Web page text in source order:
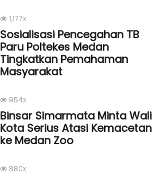
1,177x
Sosialisasi Pencegahan TB
Paru Poltekes Medan
Tingkatkan Pemahaman
Masyarakat
954x
Binsar Simarmata Minta Wali
Kota Serius Atasi Kemacetan
ke Medan Zoo
880x